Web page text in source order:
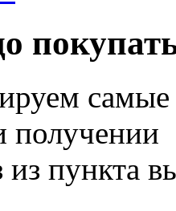
получении
пункта